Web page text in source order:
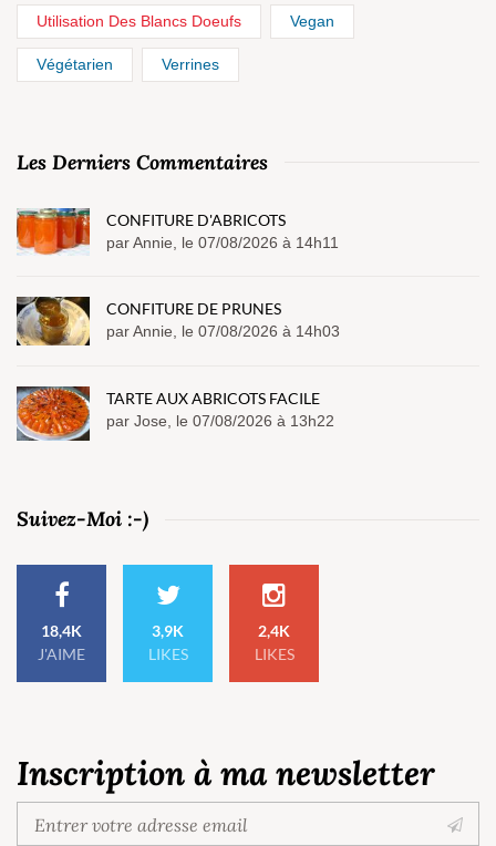
Utilisation Des Blancs Doeufs Vegan
Végétarien Verrines
Les Derniers Commentaires
CONFITURE D'ABRICOTS
par Annie, le 07/08/2026 à 14h11
CONFITURE DE PRUNES
par Annie, le 07/08/2026 à 14h03
TARTE AUX ABRICOTS FACILE
par Jose, le 07/08/2026 à 13h22
Suivez-Moi :-)
18,4K
J'AIME
3,9K
LIKES
2,4K
LIKES
Inscription à ma newsletter